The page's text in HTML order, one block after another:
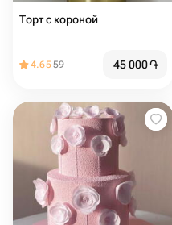
Торт с короной
4.6559 45 000֏